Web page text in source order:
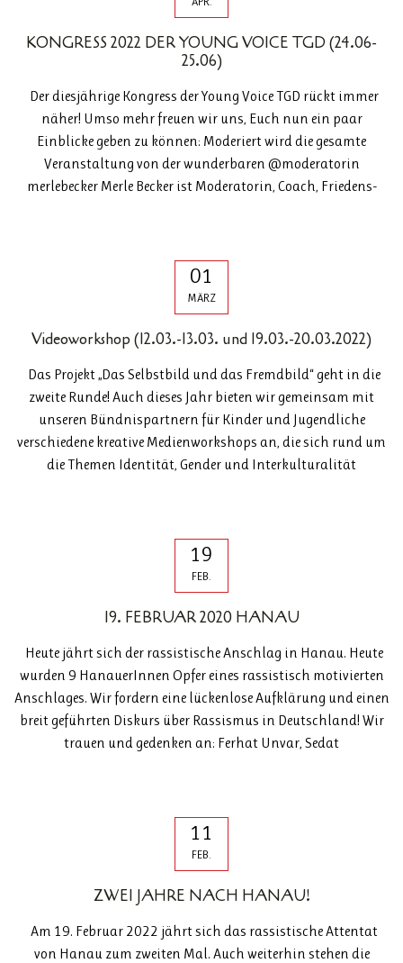
KONGRESS 2022 DER YOUNG VOICE TGD (24.06-
25.06)
Der diesjährige Kongress der Young Voice TGD rückt immer
näher! Umso mehr freuen wir uns, Euch nun ein paar
Einblicke geben zu können: Moderiert wird die gesamte
Veranstaltung von der wunderbaren @moderatorin
merlebecker Merle Becker ist Moderatorin, Coach, Friedens-
01
MÄRZ
Videoworkshop (12.03.-13.03. und 19.03.-20.03.2022)
Das Projekt „Das Selbstbild und das Fremdbild“ geht in die
zweite Runde! Auch dieses Jahr bieten wir gemeinsam mit
unseren Bündnispartnern für Kinder und Jugendliche
verschiedene kreative Medienworkshops an, die sich rund um
die Themen Identität, Gender und Interkulturalität
19
FEB.
19. FEBRUAR 2020 HANAU
Heute jährt sich der rassistische Anschlag in Hanau. Heute
wurden 9 HanauerInnen Opfer eines rassistisch motivierten
Anschlages. Wir fordern eine lückenlose Aufklärung und einen
breit geführten Diskurs über Rassismus in Deutschland! Wir
trauen und gedenken an: Ferhat Unvar, Sedat
11
FEB.
ZWEI JAHRE NACH HANAU!
Am 19. Februar 2022 jährt sich das rassistische Attentat
von Hanau zum zweiten Mal. Auch weiterhin stehen die